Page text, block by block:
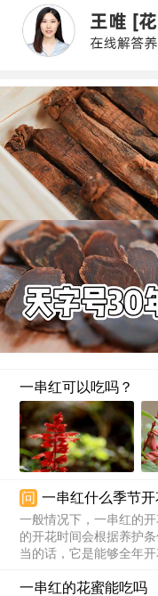
一串红可以吃吗？
问 一串红什么季节开
一般情况下，一串红的
的开花时间会根据养护
当的话，它是能够全年开
一串红的花蜜能吃吗